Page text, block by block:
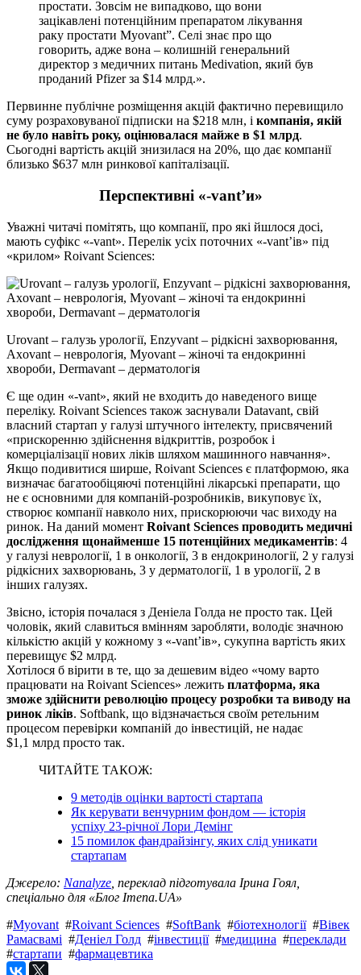
простати. Зовсім не випадково, що вони
зацікавлені потенційним препаратом лікування
раку простати Myovant”. Селі знає про що
говорить, адже вона – колишній генеральний
директор з медичних питань Medivation, який був
проданий Pfizer за $14 млрд.».
Первинне публічне розміщення акцій фактично перевищило
суму розраховуваної підписки на $218 млн, і компанія, якій
не було навіть року, оцінювалася майже в $1 млрд.
Сьогодні вартість акцій знизилася на 20%, що дає компанії
близько $637 млн ринкової капіталізації.
Перспективні «-vant’и»
Уважні читачі помітять, що компанії, про які йшлося досі,
мають суфікс «-vant». Перелік усіх поточних «-vant’ів» під
«крилом» Roivant Sciences:
Urovant – галузь урології, Enzyvant – рідкісні захворювання,
Axovant – неврологія, Myovant – жіночі та ендокринні
хвороби, Dermavant – дерматологія
Є ще один «-vant», який не входить до наведеного вище
переліку. Roivant Sciences також заснували Datavant, свій
власний стартап у галузі штучного інтелекту, присвячений
«прискоренню здійснення відкриттів, розробок і
комерціалізації нових ліків шляхом машинного навчання».
Якщо подивитися ширше, Roivant Sciences є платформою, яка
визначає багатообіцяючі потенційні лікарські препарати, що
не є основними для компаній-розробників, викуповує їх,
створює компанії навколо них, прискорюючи час виходу на
ринок. На даний момент Roivant Sciences проводить медичні
дослідження щонайменше 15 потенційних медикаментів: 4
у галузі неврології, 1 в онкології, 3 в ендокринології, 2 у галузі
рідкісних захворювань, 3 у дерматології, 1 в урології, 2 в
інших галузях.
Звісно, історія почалася з Деніела Голда не просто так. Цей
чоловік, який славиться вмінням заробляти, володіє значною
кількістю акцій у кожному з «-vant’ів», сукупна вартість яких
перевищує $2 млрд.
Хотілося б вірити в те, що за дешевим відео «чому варто
працювати на Roivant Sciences» лежить платформа, яка
зможе здійснити революцію процесу розробки та виводу на
ринок ліків. Softbank, що відзначається своїм ретельним
процесом перевірки компаній до інвестицій, не надає
$1,1 млрд просто так.
ЧИТАЙТЕ ТАКОЖ:
9 методів оцінки вартості стартапа
Як керувати венчурним фондом — історія
успіху 23-річної Лори Демінг
15 помилок фандрайзінгу, яких слід уникати
стартапам
Джерело: Nanalyze , переклад підготувала Ірина Гоял,
спеціально для «Блог Imena.UA»
#Myovant #Roivant Sciences #SoftBank #біотехнології#Вівек
Рамасвамі #Деніел Голд #інвестиції#медицина #переклади
#стартапи #фармацевтика